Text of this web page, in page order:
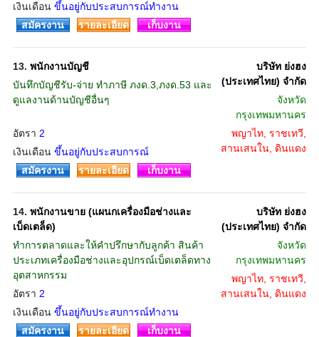
เงินเดือน ขึ้นอยู่กับประสบการณ์ทำงาน
สมัครงาน รายละเอียด เก็บงาน
13. พนักงานบัญชี
บันทึกบัญชีรับ-จ่าย ทำภาษี ภงด.3,ภงด.53 และ
ดูแลงานด้านบัญชีอื่นๆ
อัตรา 2
เงินเดือน ขึ้นอยู่กับประสบการณ์
บริษัท ย่งฮง
(ประเทศไทย) จำกัด
จังหวัด
กรุงเทพมหานคร
พญาไท, ราชเทวี,
สานเสนใน, ดินแดง
สมัครงาน
รายละเอียด เก็บงาน
14. พนักงานขาย (แผนกเครื่องมือช่างและ
เบ็ดเตล็ด)
ทำการตลาดและให้คำปรึกษากับลูกค้า สินค้า
ประเภทเครื่องมือช่างและอุปกรณ์เบ็ดเตล็ดทาง
อุตสาหกรรม
อัตรา 2
เงินเดือน ขึ้นอยู่กับประสบการณ์ทำงาน
บริษัท ย่งฮง
(ประเทศไทย) จำกัด
จังหวัด
กรุงเทพมหานคร
พญาไท, ราชเทวี,
สานเสนใน, ดินแดง
สมัครงาน รายละเอียด เก็บงาน